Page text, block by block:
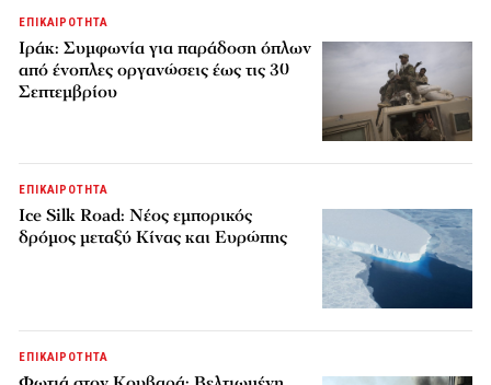
ΕΠΙΚΑΙΡΟΤΗΤΑ
Ιράκ: Συμφωνία για παράδοση όπλων
από ένοπλες οργανώσεις έως τις 30
Σεπτεμβρίου
ΕΠΙΚΑΙΡΟΤΗΤΑ
Ice Silk Road: Nέος εμπορικός
δρόμος μεταξύ Κίνας και Ευρώπης
ΕΠΙΚΑΙΡΟΤΗΤΑ